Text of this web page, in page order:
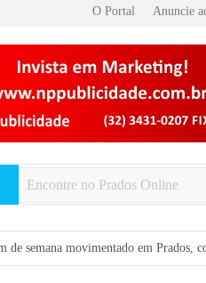
O Portal Anuncie
em Prados, com show